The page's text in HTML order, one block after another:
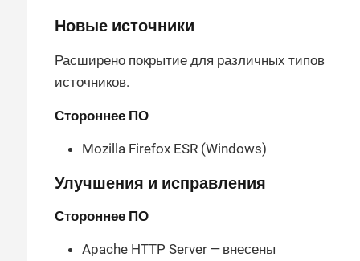
Новые источники
Расширено покрытие для различных типов
источников.
Стороннее ПО
Mozilla Firefox ESR (Windows)
Улучшения и исправления
Стороннее ПО
Apache HTTP Server — внесены